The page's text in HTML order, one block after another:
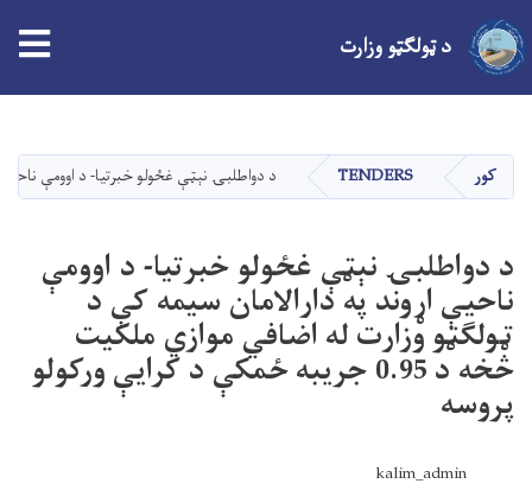
دانګل
د ټولګټو وزارت
کور TENDERS د دواطلبۍ نېټې غځولو خبرتیا- د اوومې ناحیې اړوند په
د دواطلبۍ نېټې غځولو خبرتیا- د اوومې
ناحیې اړوند په دارالامان سیمه کې د
ټولګټو وزارت له اضافي موازي ملکیت
څخه د 0.95 جریبه ځمکې د کرایې ورکولو
پروسه
kalim_admin